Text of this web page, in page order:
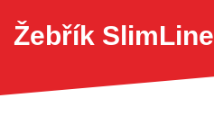
Žebřík SlimLine